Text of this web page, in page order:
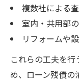
複数社による
室内・共用部
リフォームや
これらの工夫を
め、ローン残債の